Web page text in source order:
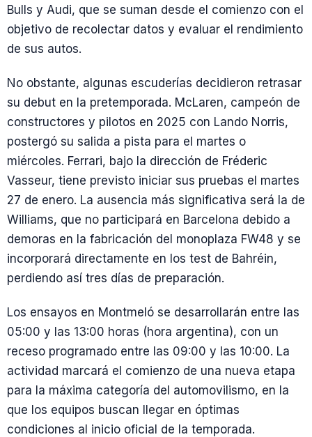
Bulls y Audi, que se suman desde el comienzo con el
objetivo de recolectar datos y evaluar el rendimiento
de sus autos.
No obstante, algunas escuderías decidieron retrasar
su debut en la pretemporada. McLaren, campeón de
constructores y pilotos en 2025 con Lando Norris,
postergó su salida a pista para el martes o
miércoles. Ferrari, bajo la dirección de Fréderic
Vasseur, tiene previsto iniciar sus pruebas el martes
27 de enero. La ausencia más significativa será la de
Williams, que no participará en Barcelona debido a
demoras en la fabricación del monoplaza FW48 y se
incorporará directamente en los test de Bahréin,
perdiendo así tres días de preparación.
Los ensayos en Montmeló se desarrollarán entre las
05:00 y las 13:00 horas (hora argentina), con un
receso programado entre las 09:00 y las 10:00. La
actividad marcará el comienzo de una nueva etapa
para la máxima categoría del automovilismo, en la
que los equipos buscan llegar en óptimas
condiciones al inicio oficial de la temporada.